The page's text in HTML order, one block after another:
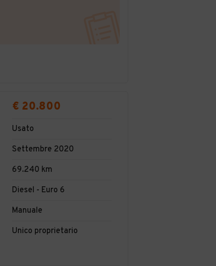
€ 20.800
Usato
Settembre 2020
69.240 km
Diesel - Euro 6
Manuale
Unico proprietario